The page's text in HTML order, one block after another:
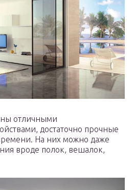
отличными
достаточно прочные
На них можно даже
вроде полок, вешалок,